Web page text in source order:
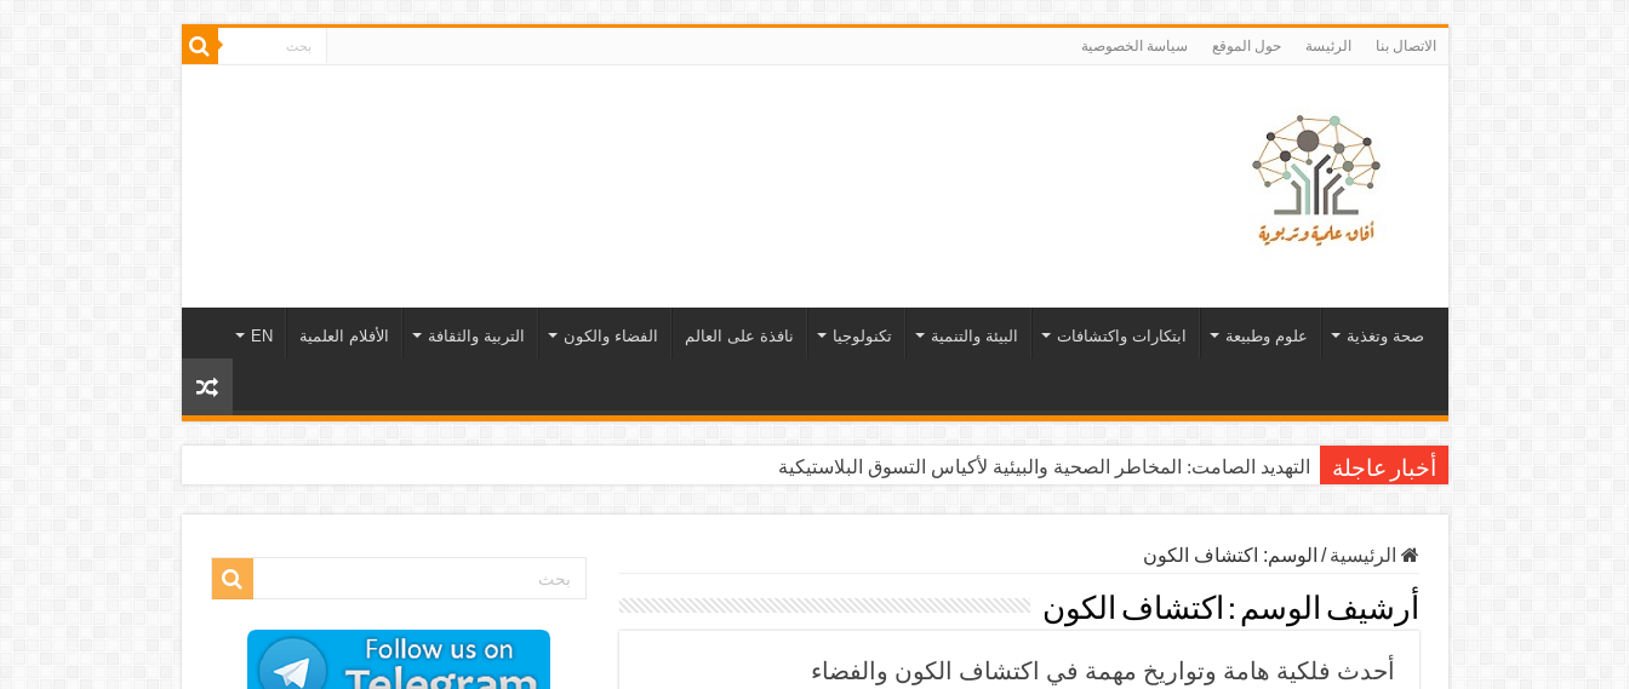
الاتصال بنا الرئيسة حول الموقع سياسة الخصوصية
صحة وتغذية علوم وطبيعة ابتكارات واكتشافات البيئة والتنمية تكنولوجيا نافذة على العالم الفضاء والكون التربية والثقافة الأفلام العلمية EN
أخبار عاجلة التهديد الصامت: المخاطر الصحية والبيئية لأكياس التسوق البلاستيكية
الرئيسية / الوسم: اكتشاف الكون
أرشيف الوسم : اكتشاف الكون
أحدث فلكية هامة وتواريخ مهمة في اكتشاف الكون والفضاء